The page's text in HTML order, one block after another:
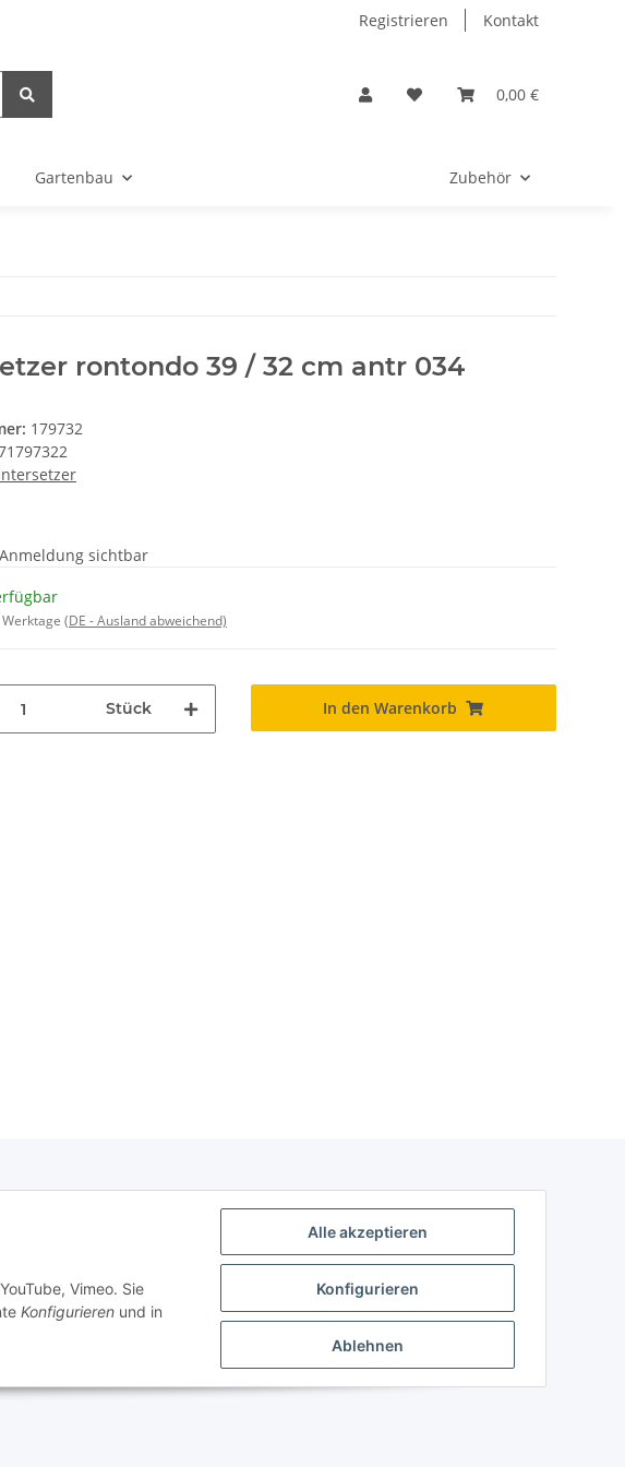
Registrieren Kontakt
0,00 €
Gartenbau Zubehör
rontondo 39 / 32 cm antr 034
179732
sichtbar
(DE - Ausland abweichend)
Stück In den Warenkorb
Vimeo. Sie
Konfigurieren und in
Alle akzeptieren
Konfigurieren
Ablehnen